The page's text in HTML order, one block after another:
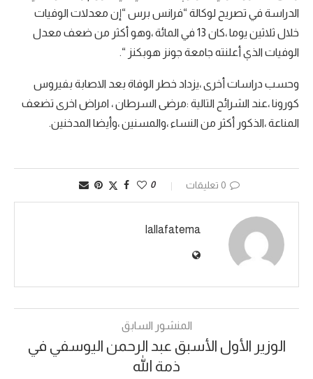
الدراسة في تصريح لوكالة “فرانس برس “إن معدلات الوفيات
خلال ثلاثين يوما ،كان 13 في المائة ،وهو أكثر من ضعف معدل
الوفيات الذي أعلنته جامعة جونز هوبكنز “.
وحسب دراسات أخرى ،يزداد خطر الوفاة بعد الاصابة بفيروس
كورونا ،عند الشرائح التالية :مرضى السرطان ، امراض اخرى تضعف
المناعة ،الذكور أكثر من النساء ،والمسنين ،وأيضا المدخنين.
0 تعليقات 0
lallafatema
المنشور السابق
الوزير الأول الأسبق عبد الرحمن اليوسفي في
ذمة الله